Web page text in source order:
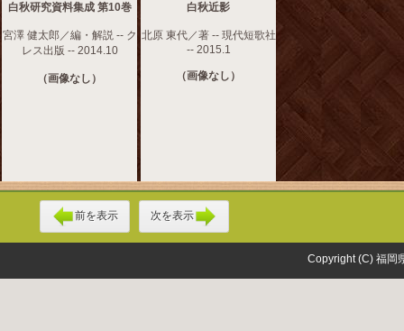
白秋研究資料集成 第10巻
宮澤 健太郎／編・解説 -- ク
レス出版 -- 2014.10
（画像なし）
白秋近影
北原 東代／著 -- 現代短歌社
-- 2015.1
（画像なし）
前を表示 次を表示
Copyright (C) 福岡